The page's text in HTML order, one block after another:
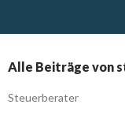
Inhalt
Alle Beiträge von
Steuerberater